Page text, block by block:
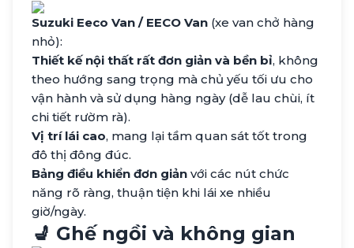
Suzuki Eeco Van / EECO Van (xe van chở hàng
nhỏ):
Thiết kế nội thất rất đơn giản và bền bỉ, không
theo hướng sang trọng mà chủ yếu tối ưu cho
vận hành và sử dụng hàng ngày (dễ lau chùi, ít
chi tiết rườm rà).
Vị trí lái cao, mang lại tầm quan sát tốt trong
đô thị đông đúc.
Bảng điều khiển đơn giản với các nút chức
năng rõ ràng, thuận tiện khi lái xe nhiều
giờ/ngày.
💺 Ghế ngồi và không gian